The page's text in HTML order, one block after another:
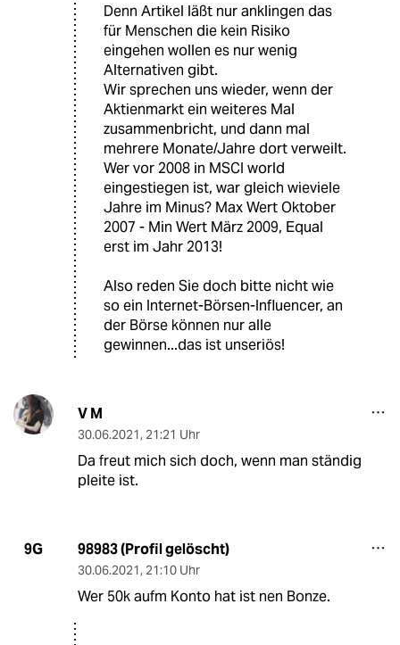
Denn Artikel läßt nur anklingen das
für Menschen die kein Risiko
eingehen wollen es nur wenig
Alternativen gibt.
Wir sprechen uns wieder, wenn der
Aktienmarkt ein weiteres Mal
zusammenbricht, und dann mal
mehrere Monate/Jahre dort verweilt.
Wer vor 2008 in MSCI world
eingestiegen ist, war gleich wieviele
Jahre im Minus? Max Wert Oktober
2007 - Min Wert März 2009, Equal
erst im Jahr 2013!
Also reden Sie doch bitte nicht wie
so ein Internet-Börsen-Influencer, an
der Börse können nur alle
gewinnen...das ist unseriös!
V M
30.06.2021, 21:21 Uhr
Da freut mich sich doch, wenn man ständig
pleite ist.
9G 98983 (Profil gelöscht)
30.06.2021, 21:10 Uhr
Wer 50k aufm Konto hat ist nen Bonze.